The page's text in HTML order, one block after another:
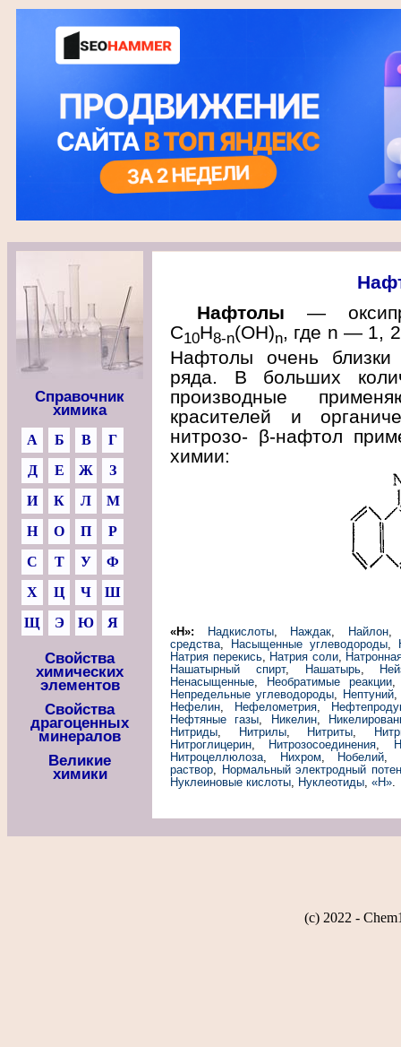
Справочник
химика
А Б В
Г
Д
Е Ж
З
И
К Л
М
Н
О П
Р
С
Т У
Ф
Х
Ц Ч
Ш
Щ
Э Ю Я
Свойства
химических
элементов
Свойства
драгоценных
минералов
Великие
химики
Нафтолы —
С10Н8-n(ОН)n, где n — 1,
Нафтолы очень
ряда. В больших
производные
красителей и
нитрозо- β-нафтол
химии:
«Н»: Надкислоты, Наждак, Найлон
средства, Насыщенные углеводороды,
Натрия перекись, Натрия соли,
Нашатырный спирт, Нашатырь,
Ненасыщенные, Необратимые реакции
Непредельные углеводороды, Нептуний
Нефелин, Нефелометрия,
Нефтяные газы, Никелин,
Нитриды, Нитрилы, Нитриты,
Нитроглицерин, Нитрозосоединения,
Нитроцеллюлоза, Нихром, Нобелий,
раствор, Нормальный электродный
Нуклеиновые кислоты, Нуклеотиды, «Н».
(c) 2022 -